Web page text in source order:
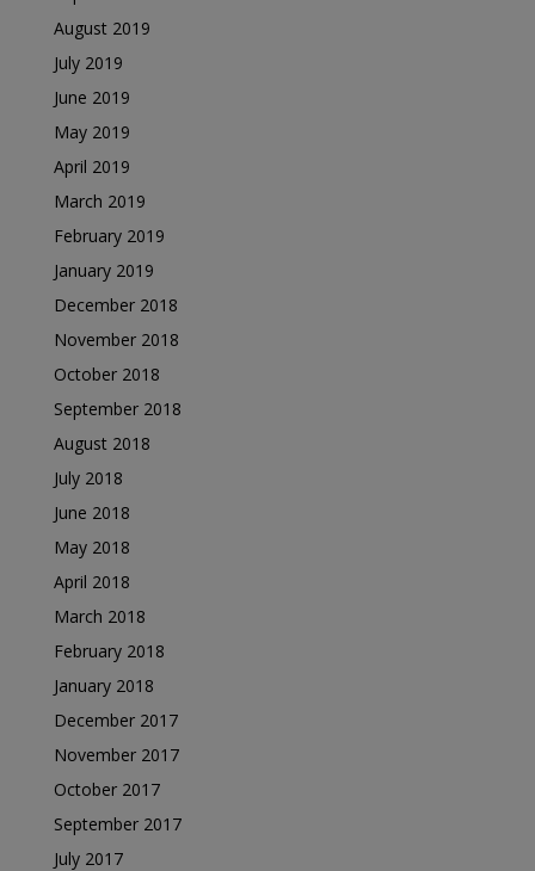
August 2019
July 2019
June 2019
May 2019
April 2019
March 2019
February 2019
January 2019
December 2018
November 2018
October 2018
September 2018
August 2018
July 2018
June 2018
May 2018
April 2018
March 2018
February 2018
January 2018
December 2017
November 2017
October 2017
September 2017
July 2017